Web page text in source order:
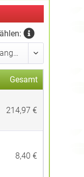
Gesamt
214,97 €
8,40 €